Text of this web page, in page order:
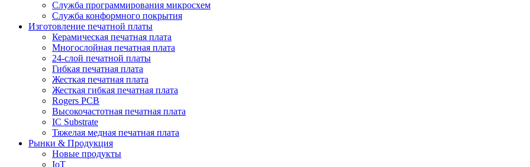
Служба программирования микросхем
Служба конформного покрытия
Изготовление печатной платы
Керамическая печатная плата
Многослойная печатная плата
24-слой печатной платы
Гибкая печатная плата
Жесткая печатная плата
Жесткая гибкая печатная плата
Rogers PCB
Высокочастотная печатная плата
IC Substrate
Тяжелая медная печатная плата
Рынки & Продукция
Новые продукты
IoT